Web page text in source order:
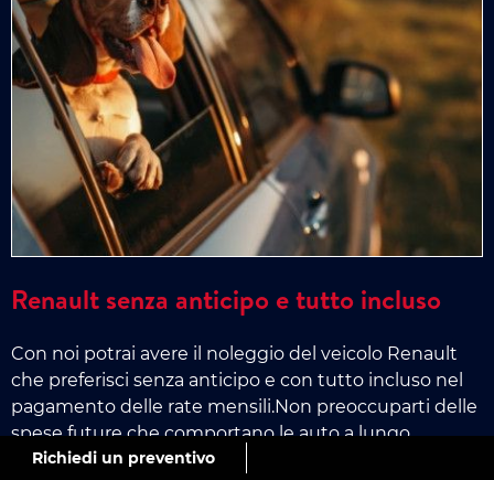
Renault senza anticipo e tutto incluso
Con noi potrai avere il noleggio del veicolo Renault
che preferisci senza anticipo e con tutto incluso nel
pagamento delle rate mensili.Non preoccuparti delle
spese future che comportano le auto a lungo
termine, a tutti i nostri clienti garantiamo una
Richiedi un preventivo